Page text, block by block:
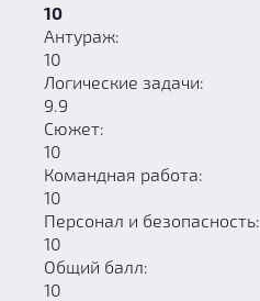
10
Антураж:
10
Логические задачи:
9.9
Сюжет:
10
Командная работа:
10
Персонал и безопасность:
10
Общий балл:
10